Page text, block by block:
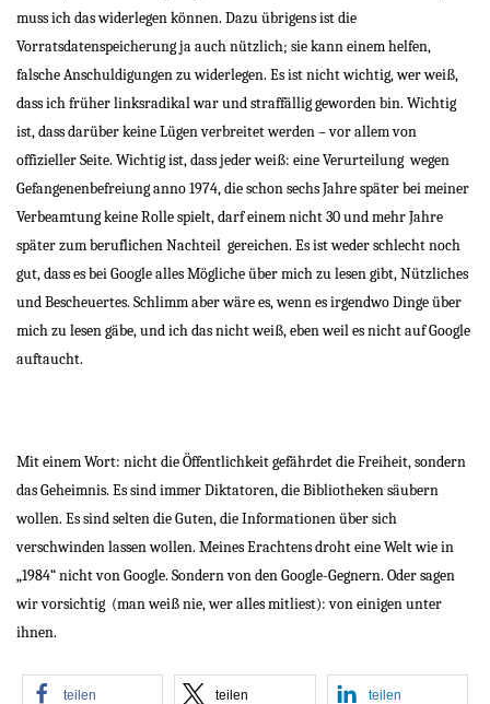
muss ich das widerlegen können. Dazu übrigens ist die
Vorratsdatenspeicherung ja auch nützlich; sie kann einem helfen,
falsche Anschuldigungen zu widerlegen. Es ist nicht wichtig, wer weiß,
dass ich früher linksradikal war und straffällig geworden bin. Wichtig
ist, dass darüber keine Lügen verbreitet werden – vor allem von
offizieller Seite. Wichtig ist, dass jeder weiß: eine Verurteilung wegen
Gefangenenbefreiung anno 1974, die schon sechs Jahre später bei meiner
Verbeamtung keine Rolle spielt, darf einem nicht 30 und mehr Jahre
später zum beruflichen Nachteil gereichen. Es ist weder schlecht noch
gut, dass es bei Google alles Mögliche über mich zu lesen gibt, Nützliches
und Bescheuertes. Schlimm aber wäre es, wenn es irgendwo Dinge über
mich zu lesen gäbe, und ich das nicht weiß, eben weil es nicht auf Google
auftaucht.
Mit einem Wort: nicht die Öffentlichkeit gefährdet die Freiheit, sondern
das Geheimnis. Es sind immer Diktatoren, die Bibliotheken säubern
wollen. Es sind selten die Guten, die Informationen über sich
verschwinden lassen wollen. Meines Erachtens droht eine Welt wie in
„1984“ nicht von Google. Sondern von den Google-Gegnern. Oder sagen
wir vorsichtig (man weiß nie, wer alles mitliest): von einigen unter
ihnen.
teilen teilen teilen